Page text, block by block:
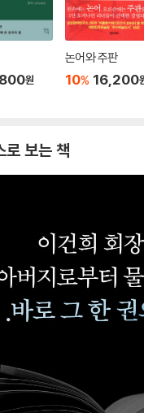
원
논어와 주판
10% 16,200
로 보는 책